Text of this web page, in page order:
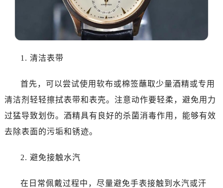
1. 清洁表带
首先，可以尝试使用软布或棉签蘸取少量酒精或专用
清洁剂轻轻擦拭表带和表壳。注意动作要轻柔，避免用力
过猛导致划伤。酒精具有良好的杀菌消毒作用，能够有效
去除表面的污垢和锈迹。
2. 避免接触水汽
在日常佩戴过程中，尽量避免手表接触到水汽或汗